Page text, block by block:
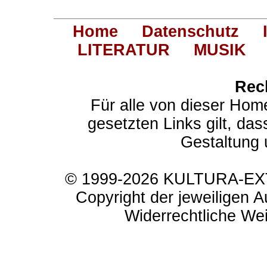
Home Datenschutz
LITERATUR
MUSIK
Für alle von dieser
gesetzten Links gilt,
Gestaltung
© 1999-2026 KULTURA-
Copyright der jeweiligen
Widerrechtliche